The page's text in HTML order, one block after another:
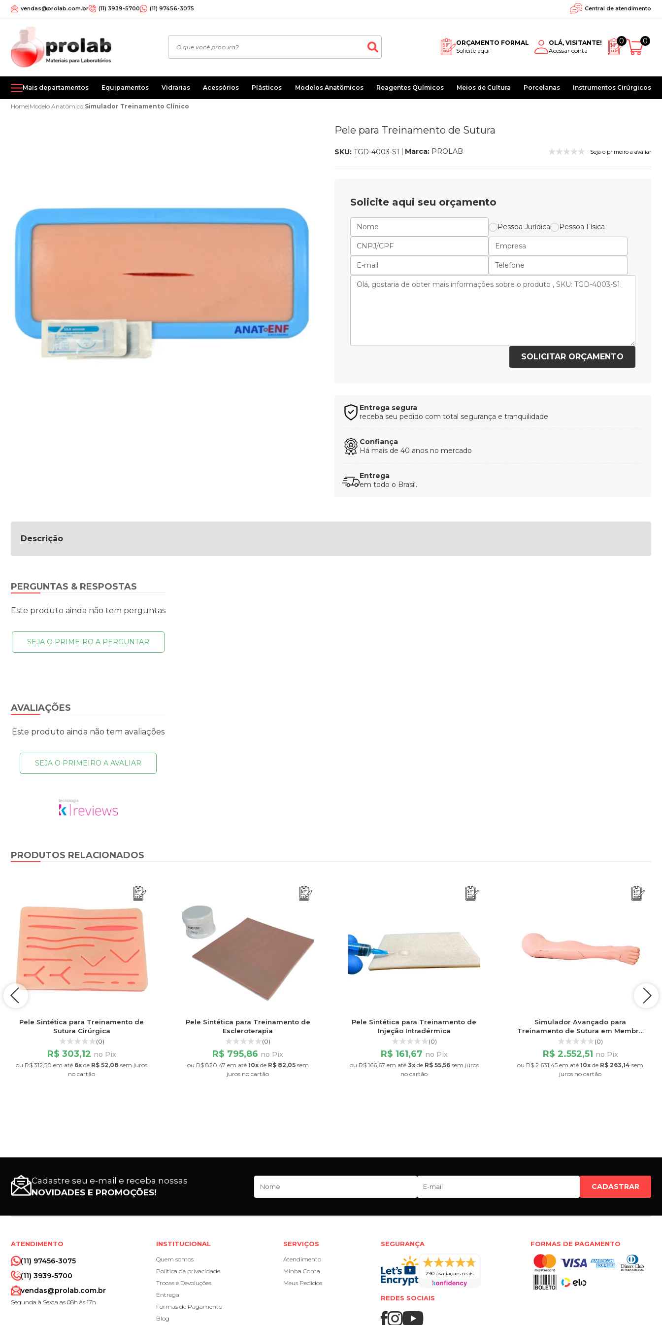
vendas@prolab.com.br (11) 3939-5700 (11) 97456-3075 Central de atendimento
ORÇAMENTO FORMAL
Solicite aqui
OLÁ, VISITANTE!
Acessar conta
0 0
Mais departamentos Equipamentos Vidrarias Acessórios Plásticos Modelos Anatômicos Reagentes Químicos Meios de Cultura Porcelanas Instrumentos Cirúrgicos
Home|Modelo Anatômico|Simulador Treinamento Clínico
Pele para Treinamento de Sutura
Seja o primeiro a avaliar
SKU:TGD-4003-S1 Marca: PROLAB
Solicite aqui seu orçamento
Pessoa Jurídica Pessoa Física
SOLICITAR ORÇAMENTO
Entrega segura
receba seu pedido com total segurança e tranquilidade
Confiança
Há mais de 40 anos no mercado
Entrega
em todo o Brasil.
Descrição
AVALIAÇÕES
Este produto ainda não tem avaliações
SEJA O PRIMEIRO A AVALIAR
PERGUNTAS & RESPOSTAS
Este produto ainda não tem perguntas
SEJA O PRIMEIRO A PERGUNTAR
PRODUTOS RELACIONADOS
Pele Sintética para Treinamento de
Sutura Cirúrgica
(0)
R$ 303,12 no Pix
ou R$ 312,50 em até 6x de R$ 52,08 sem juros
no cartão
Pele Sintética para Treinamento de
Escleroterapia
(0)
R$ 795,86 no Pix
ou R$ 820,47 em até 10xde R$ 82,05 sem
juros no cartão
Pele Sintética para Treinamento de
Injeção Intradérmica
(0)
R$ 161,67 no Pix
ou R$ 166,67 em até 3xde R$ 55,56 sem juros
no cartão
Simulador Avançado para
Treinamento de Sutura em Membro
Inferior (0)
R$ 2.552,51 no Pix
ou R$ 2.631,45 em até10x de R$ 263,14 sem
juros no cartão
Cadastre seu e-mail e receba nossas
NOVIDADES E PROMOÇÕES!
CADASTRAR
ATENDIMENTO
(11) 97456-3075
(11) 3939-5700
vendas@prolab.com.br
Segunda à Sexta as 08h às 17h
INSTITUCIONAL
Quem somos
Política de privacidade
Trocas e Devoluções
Entrega
Formas de Pagamento
Blog
SERVIÇOS
Atendimento
Minha Conta
Meus Pedidos
SEGURANÇA
290 avaliações reais
REDES SOCIAIS
FORMAS DE PAGAMENTO